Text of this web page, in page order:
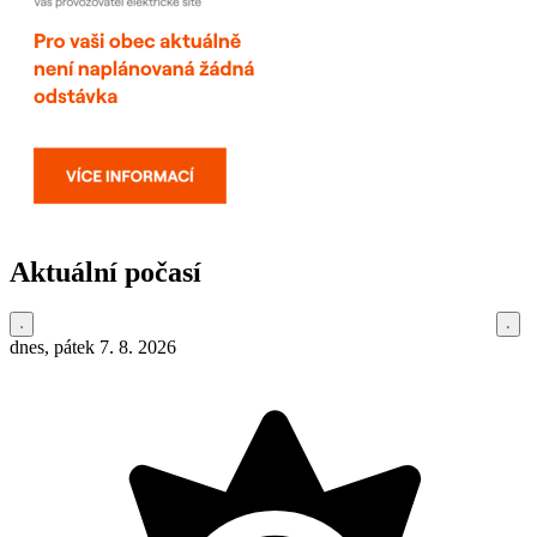
Aktuální počasí
dnes, pátek 7. 8. 2026